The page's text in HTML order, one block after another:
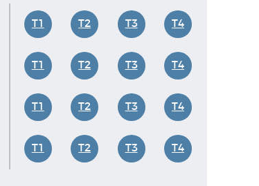
T1 T2 T3 T4
T1 T2 T3 T4
T1 T2 T3 T4
T1 T2 T3 T4